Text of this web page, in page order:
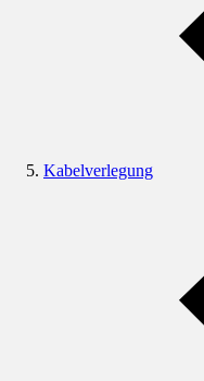
Kabelverlegung